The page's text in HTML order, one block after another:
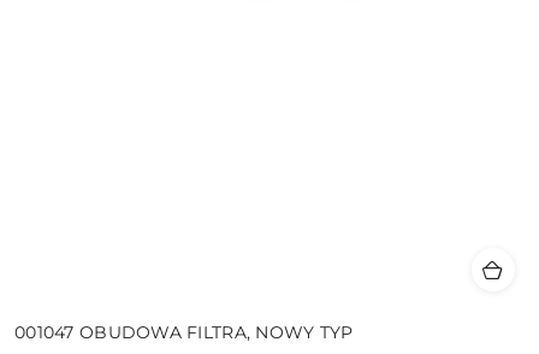
001047 OBUDOWA FILTRA, NOWY TYP